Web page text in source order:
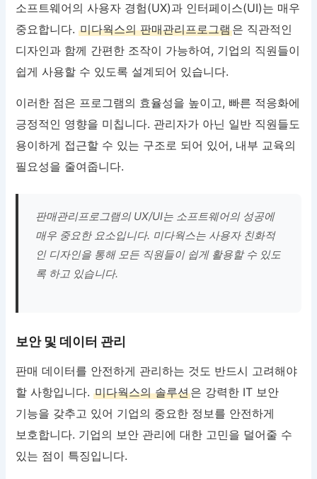
소프트웨어의 사용자 경험(UX)과 인터페이스(UI)는 매우
중요합니다.미다웍스의 판매관리프로그램은 직관적인
디자인과 함께 간편한 조작이 가능하여, 기업의 직원들이
쉽게 사용할 수 있도록 설계되어 있습니다.
이러한 점은 프로그램의 효율성을 높이고, 빠른 적응화에
긍정적인 영향을 미칩니다. 관리자가 아닌 일반 직원들도
용이하게 접근할 수 있는 구조로 되어 있어, 내부 교육의
필요성을 줄여줍니다.
판매관리프로그램의 UX/UI는 소프트웨어의 성공에
매우 중요한 요소입니다. 미다웍스는 사용자 친화적
인 디자인을 통해 모든 직원들이 쉽게 활용할 수 있도
록 하고 있습니다.
보안 및 데이터 관리
판매 데이터를 안전하게 관리하는 것도 반드시 고려해야
할 사항입니다.미다웍스의 솔루션은 강력한 IT 보안
기능을 갖추고 있어 기업의 중요한 정보를 안전하게
보호합니다. 기업의 보안 관리에 대한 고민을 덜어줄 수
있는 점이 특징입니다.